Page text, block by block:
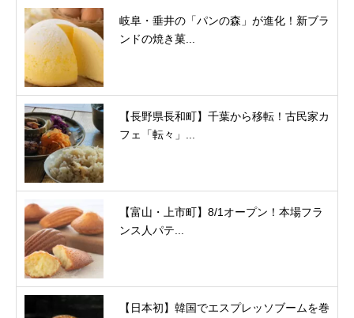
岐阜・垂井の「パンの森」が進化！新ブラ
ンドの焼き菓...
【長野県長和町】千葉から移転！古民家カ
フェ「転々」...
【富山・上市町】8/1オープン！本場フラ
ンス人パテ...
【日本初】韓国でエスプレッソブームを巻